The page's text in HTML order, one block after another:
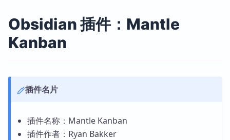
Obsidian 插件：Mantle
Kanban
插件名片
插件名称：Mantle Kanban
插件作者：Ryan Bakker